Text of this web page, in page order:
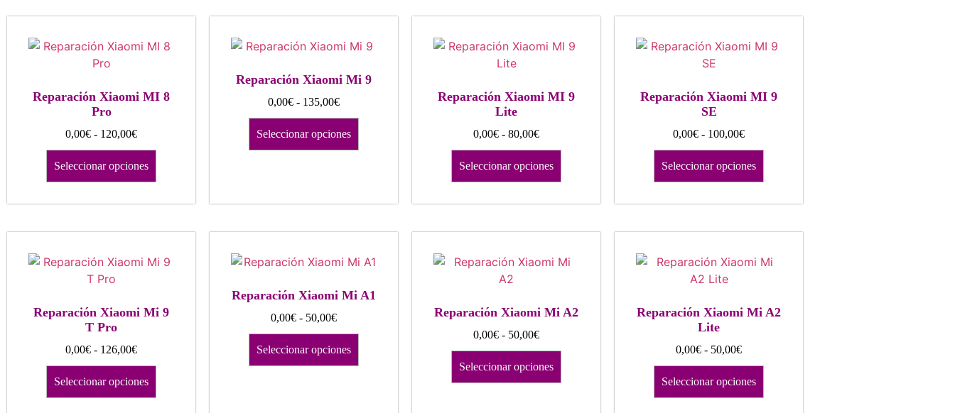
Reparación Xiaomi MI 8
Pro
0,00€ - 120,00€
Seleccionar opciones
Reparación Xiaomi Mi 9
0,00€ - 135,00€
Seleccionar opciones
Reparación Xiaomi MI 9
Lite
0,00€ - 80,00€
Seleccionar opciones
Reparación Xiaomi MI 9
SE
0,00€ - 100,00€
Seleccionar opciones
Reparación Xiaomi Mi 9
T Pro
0,00€ - 126,00€
Seleccionar opciones
Reparación Xiaomi Mi A1
0,00€ - 50,00€
Seleccionar opciones
Reparación Xiaomi Mi A2
0,00€ - 50,00€
Seleccionar opciones
Reparación Xiaomi Mi A2
Lite
0,00€ - 50,00€
Seleccionar opciones